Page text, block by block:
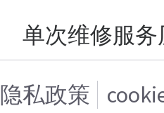
单次维修服务
隐私政策